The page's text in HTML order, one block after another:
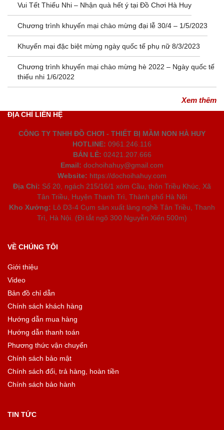
Vui Tết Thiếu Nhi – Nhận quà hết ý tại Đồ Chơi Hà Huy
Chương trình khuyến mại chào mừng đại lễ 30/4 – 1/5/2023
Khuyến mại đặc biệt mừng ngày quốc tế phụ nữ 8/3/2023
Chương trình khuyến mại chào mừng hè 2022 – Ngày quốc tế
thiếu nhi 1/6/2022
Xem thêm
ĐỊA CHỈ LIÊN HỆ
CÔNG TY TNHH ĐỒ CHƠI - THIẾT BỊ MẦM NON HÀ HUY
HOTLINE: 0961.246.116
BÁN LẺ: 02421.207.666
Email: dochoihahuy@gmail.com
Website: https://dochoihahuy.com
Địa Chỉ: Số 20, ngách 215/16/1 xóm Cầu, thôn Triều Khúc, Xã
Tân Triều, Huyện Thanh Trì, Thành phố Hà Nội
Kho Xưởng: Lô D3-4 Cụm sản xuất làng nghề Tân Triều, Thanh
Trì, Hà Nội. (Đi tắt ngõ 300 Nguyễn Xiển 500m)
VỀ CHÚNG TÔI
Giới thiệu
Video
Bản đồ chỉ dẫn
Chính sách khách hàng
Hướng dẫn mua hàng
Hướng dẫn thanh toán
Phương thức vận chuyển
Chính sách bảo mật
Chính sách đổi, trả hàng, hoàn tiền
Chính sách bảo hành
TIN TỨC